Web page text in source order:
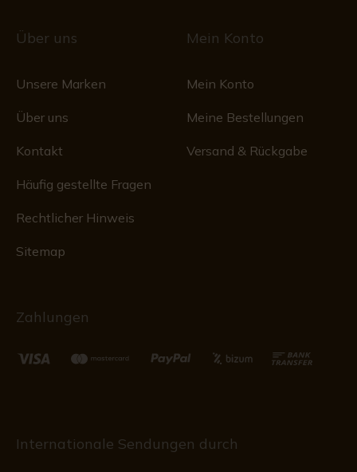
Über uns
Unsere Marken
Über uns
Kontakt
Häufig gestellte Fragen
Rechtlicher Hinweis
Sitemap
Mein Konto
Mein Konto
Meine Bestellungen
Versand & Rückgabe
Zahlungen
Internationale Sendungen durch